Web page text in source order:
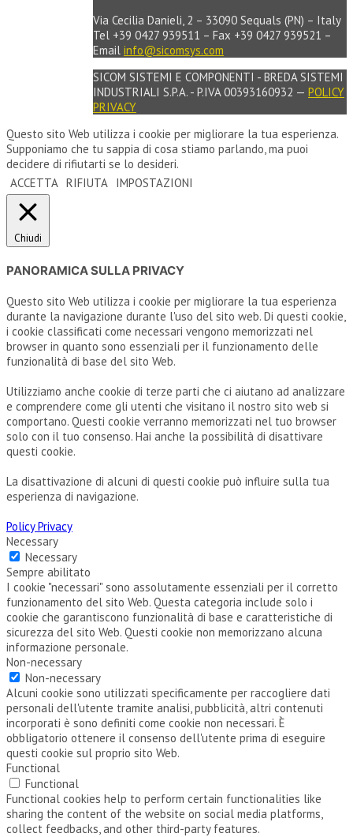
Via Cecilia Danieli, 2 – 33090 Sequals (PN) – Italy
Tel +39 0427 939511 – Fax +39 0427 939521 –
Email info@sicomsys.com
SICOM SISTEMI E COMPONENTI - BREDA SISTEMI
INDUSTRIALI S.P.A. - P.IVA 00393160932 — POLICY
PRIVACY
Questo sito Web utilizza i cookie per migliorare la tua esperienza.
Supponiamo che tu sappia di cosa stiamo parlando, ma puoi
decidere di rifiutarti se lo desideri.
ACCETTA RIFIUTA IMPOSTAZIONI
Chiudi
PANORAMICA SULLA PRIVACY
Questo sito Web utilizza i cookie per migliorare la tua esperienza
durante la navigazione durante l'uso del sito web. Di questi cookie,
i cookie classificati come necessari vengono memorizzati nel
browser in quanto sono essenziali per il funzionamento delle
funzionalità di base del sito Web.
Utilizziamo anche cookie di terze parti che ci aiutano ad analizzare
e comprendere come gli utenti che visitano il nostro sito web si
comportano. Questi cookie verranno memorizzati nel tuo browser
solo con il tuo consenso. Hai anche la possibilità di disattivare
questi cookie.
La disattivazione di alcuni di questi cookie può influire sulla tua
esperienza di navigazione.
Policy Privacy
Necessary
Necessary
Sempre abilitato
I cookie "necessari" sono assolutamente essenziali per il corretto
funzionamento del sito Web. Questa categoria include solo i
cookie che garantiscono funzionalità di base e caratteristiche di
sicurezza del sito Web. Questi cookie non memorizzano alcuna
informazione personale.
Non-necessary
Non-necessary
Alcuni cookie sono utilizzati specificamente per raccogliere dati
personali dell'utente tramite analisi, pubblicità, altri contenuti
incorporati è sono definiti come cookie non necessari. È
obbligatorio ottenere il consenso dell'utente prima di eseguire
questi cookie sul proprio sito Web.
Functional
Functional
Functional cookies help to perform certain functionalities like
sharing the content of the website on social media platforms,
collect feedbacks, and other third-party features.